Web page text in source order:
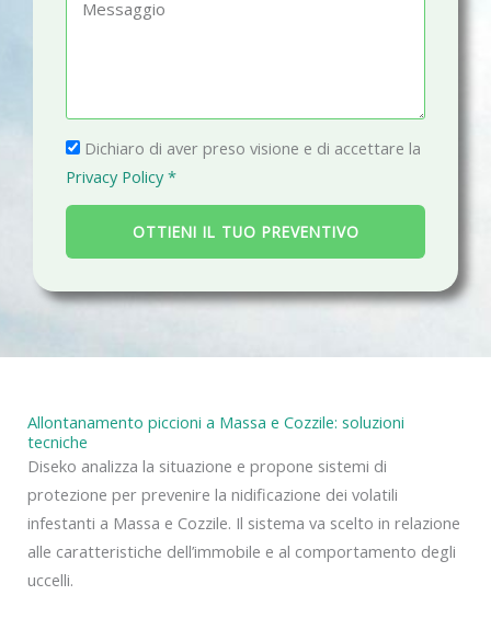
a
g
g
i
P
r
i
a
c
Dichiaro di aver preso visione e di accettare la
Privacy Policy *
OTTIENI IL TUO PREVENTIVO
Allontanamento piccioni a Massa e Cozzile: soluzioni
tecniche
Diseko analizza la situazione e propone sistemi di
protezione per prevenire la nidificazione dei volatili
infestanti a Massa e Cozzile. Il sistema va scelto in relazione
alle caratteristiche dell’immobile e al comportamento degli
uccelli.